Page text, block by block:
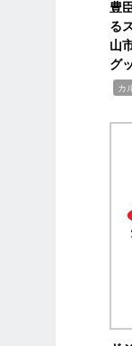
豊
る
山
グ
カ